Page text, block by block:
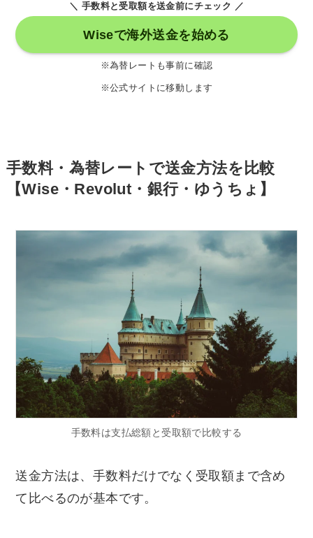
＼ 手数料と受取額を送金前にチェック ／
Wiseで海外送金を始める
※為替レートも事前に確認
※公式サイトに移動します
手数料・為替レートで送金方法を比較
【Wise・Revolut・銀行・ゆうちょ】
手数料は支払総額と受取額で比較する
送金方法は、手数料だけでなく受取額まで含め
て比べるのが基本です。